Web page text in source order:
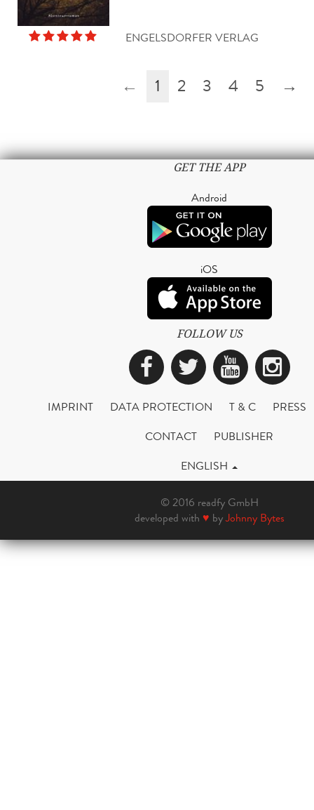
ENGELSDORFER VERLAG
← 1 2 3 4 5 →
GET THE APP
Android
iOS
FOLLOW US
Facebook
Twitter
IMPRINT DATA PROTECTION T & C
PRESS
CONTACT
PUBLISHER
ENGLISH
© 2016 readfy GmbH
developed with ♥ byJohnny Bytes